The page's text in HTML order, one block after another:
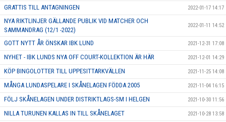
GRATTIS TILL ANTAGNINGEN 2022-01-17 14:17
NYA RIKTLINJER GÄLLANDE PUBLIK VID MATCHER OCH
SAMMANDRAG (12/1 -2022)
2022-01-11 14:52
GOTT NYTT ÅR ÖNSKAR IBK LUND 2021-12-31 17:08
NYHET - IBK LUNDS NYA OFF COURT-KOLLEKTION ÄR HÄR 2021-12-01 14:29
KÖP BINGOLOTTER TILL UPPESITTARKVÄLLEN 2021-11-25 14:08
MÅNGA LUNDASPELARE I SKÅNELAGEN FÖDDA 2005 2021-11-04 16:15
FÖLJ SKÅNELAGEN UNDER DISTRIKTLAGS-SM I HELGEN 2021-10-30 11:56
NILLA TURUNEN KALLAS IN TILL SKÅNELAGET 2021-10-28 13:58